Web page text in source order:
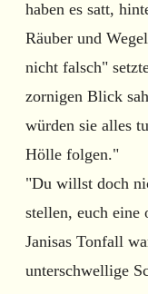
haben es satt,
Räuber und
nicht falsch"
zornigen Blick
würden sie alles
Hölle folgen."
"Du willst doch
stellen, euch eine
Janisas Tonfall
unterschwellige